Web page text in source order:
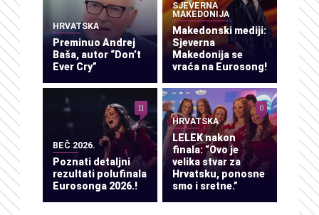
HRVATSKA
Preminuo Andrej
Baša, autor “Don’t
Ever Cry”
SJEVERNA
MAKEDONIJA
Makedonski mediji:
Sjeverna
Makedonija se
vraća na Eurosong!
BEČ 2026.
Poznati detaljni
rezultati polufinala
Eurosonga 2026.!
11
HRVATSKA
LELEK nakon
finala: “Ovo je
velika stvar za
Hrvatsku, ponosne
smo i sretne.”
0